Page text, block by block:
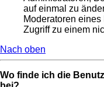
auf einmal zu
Moderatoren
Zugriff zu einem
Nach oben
Wo finde ich die